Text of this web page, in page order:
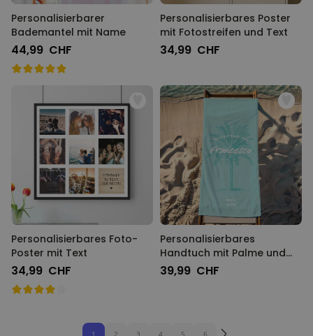
Personalisierbarer
Bademantel mit Name
44,99 CHF
Personalisierbares Poster
mit Fotostreifen und Text
34,99 CHF
Personalisierbares Foto-
Poster mit Text
34,99 CHF
Personalisierbares
Handtuch mit Palme und
Text
39,99 CHF
1 2 3 4 5 6